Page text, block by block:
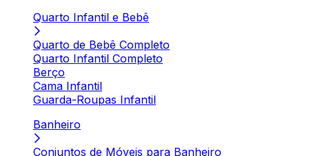
Quarto Infantil e Bebê
Quarto de Bebê Completo
Quarto Infantil Completo
Berço
Cama Infantil
Guarda-Roupas Infantil
Banheiro
Conjuntos de Móveis para Banheiro